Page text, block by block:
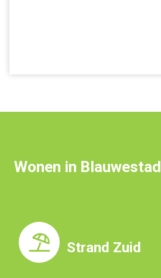
Wonen in Blauwestad
Strand Zuid